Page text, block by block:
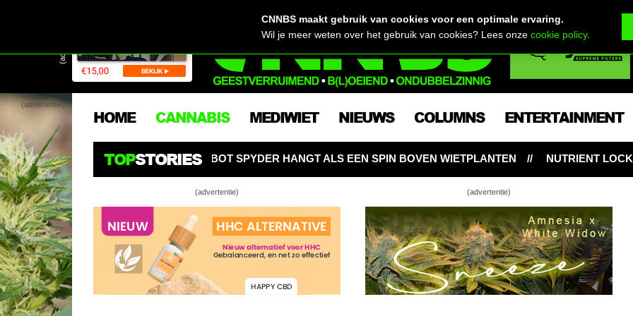
(advertentie)
(advertentie)
HOME CANNABIS MEDIWIET NIEUWS COLUMNS ENTERTAINMENT
TOPSTORIES
SPYDER HANGT ALS EEN SPIN BOVEN WIETPLANTEN NUTRIENT LOCKOUT: HONGERIGE WIETPLANTEN
(advertentie) (advertentie)
Dokter Groen knipt nat & zoomt in op trichomen
Oogst 3.2 is onderweg … maar eerst nog even
drogen
CNNBS maakt gebruik van cookies voor een optimale ervaring.
Wil je meer weten over het gebruik van cookies? Lees onzecookie policy.